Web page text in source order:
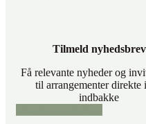
Tilmeld nyhedsbrev
Få relevante nyheder og
til arrangementer direkte
indbakke